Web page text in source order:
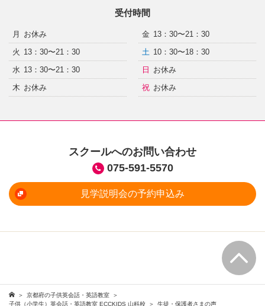
受付時間
月
お休み
火 13：30〜21：30
水 13：30〜21：30
木 お休み
金 13：30〜21：30
土 10：30〜18：30
日
お休み
祝 お休み
スクールへのお問い合わせ
075-591-5570
見学説明会の予約申込み
京都府の子供英会話・英語教室
子供（小学生）英会話・英語教室 ECCKIDS 山科校
生徒・保護者さまの声